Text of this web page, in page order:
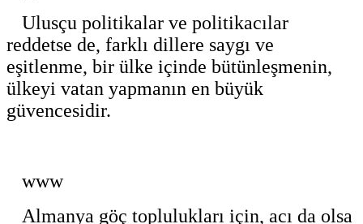
Ulusçu politikalar ve politikacılar
reddetse de, farklı dillere saygı ve
eşitlenme, bir ülke içinde bütünleşmenin,
ülkeyi vatan yapmanın en büyük
güvencesidir.
www
Almanya göç toplulukları için, acı da olsa